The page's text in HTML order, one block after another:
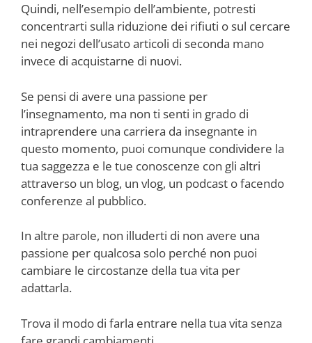
Quindi, nell’esempio dell’ambiente, potresti
concentrarti sulla riduzione dei rifiuti o sul cercare
nei negozi dell’usato articoli di seconda mano
invece di acquistarne di nuovi.
Se pensi di avere una passione per
l’insegnamento, ma non ti senti in grado di
intraprendere una carriera da insegnante in
questo momento, puoi comunque condividere la
tua saggezza e le tue conoscenze con gli altri
attraverso un blog, un vlog, un podcast o facendo
conferenze al pubblico.
In altre parole, non illuderti di non avere una
passione per qualcosa solo perché non puoi
cambiare le circostanze della tua vita per
adattarla.
Trova il modo di farla entrare nella tua vita senza